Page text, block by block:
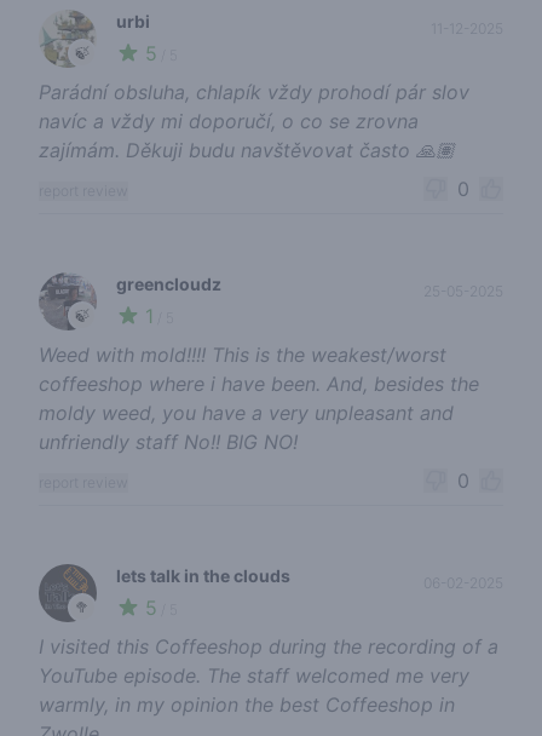
🍃
urbi
5
Parádní obsluha, chlapík vždy prohodí pár slov
navíc a vždy mi doporučí, o co se zrovna
zajímám. Děkuji budu navštěvovat často 🙏🏽
0
🍃
greencloudz
1
Weed with mold!!!! This is the weakest/worst
coffeeshop where i have been. And, besides the
moldy weed, you have a very unpleasant and
unfriendly staff No!! BIG NO!
0
🥦
lets talk in the clouds
5
I visited this Coffeeshop during the recording of a
YouTube episode. The staff welcomed me very
warmly, in my opinion the best Coffeeshop in